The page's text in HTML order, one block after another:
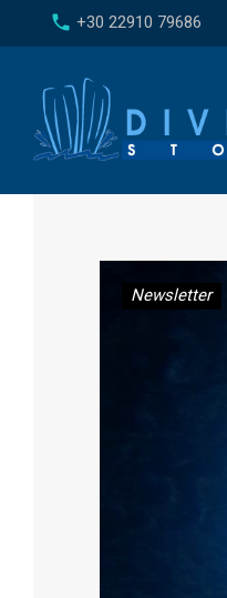
k
call +30 22910 79686
Newsletter